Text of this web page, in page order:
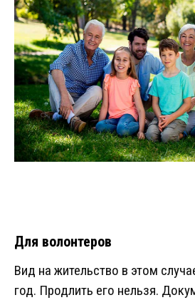
Для волонтеров
Вид на жительство в этом
год. Продлить его нельзя.